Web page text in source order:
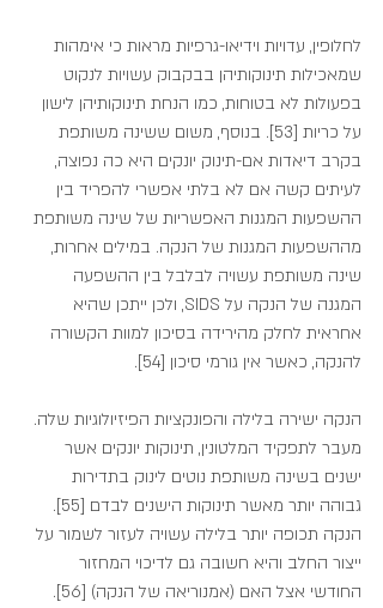
לחלופין, עדויות וידיאו-גרפיות מראות כי אימהות
שמאכילות תינוקותיהן בבקבוק עשויות לנקוט
בפעולות לא בטוחות, כמו הנחת תינוקותיהן לישון
על כריות [53]. בנוסף, משום ששינה משותפת
בקרב דיאדות אם-תינוק יונקים היא כה נפוצה,
לעיתים קשה אם לא בלתי אפשרי להפריד בין
ההשפעות המגנות האפשריות של שינה משותפת
מההשפעות המגנות של הנקה. במילים אחרות,
שינה משותפת עשויה לבלבל בין ההשפעה
המגנה של הנקה על SIDS, ולכן ייתכן שהיא
אחראית לחלק מהירידה בסיכון למוות הקשורה
להנקה, כאשר אין גורמי סיכון [54].
הנקה ישירה בלילה והפונקציות הפיזיולוגיות שלה.
מעבר לתפקיד המלטונין, תינוקות יונקים אשר
ישנים בשינה משותפת נוטים לינוק בתדירות
גבוהה יותר מאשר תינוקות הישנים לבדם [55].
הנקה תכופה יותר בלילה עשויה לעזור לשמור על
ייצור החלב והיא חשובה גם לדיכוי המחזור
החודשי אצל האם (אמנוריאה של הנקה) [56].